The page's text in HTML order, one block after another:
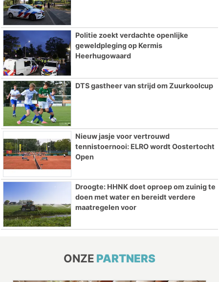
Politie zoekt verdachte openlijke
geweldpleging op Kermis
Heerhugowaard
DTS gastheer van strijd om Zuurkoolcup
Nieuw jasje voor vertrouwd
tennistoernooi: ELRO wordt Oostertocht
Open
Droogte: HHNK doet oproep om zuinig te
doen met water en bereidt verdere
maatregelen voor
ONZE PARTNERS